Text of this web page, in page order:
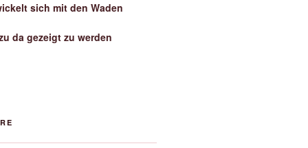
sich mit den Waden
da gezeigt zu werden